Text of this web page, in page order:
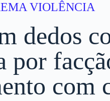
VIOLÊNCIA
dedos
por
com